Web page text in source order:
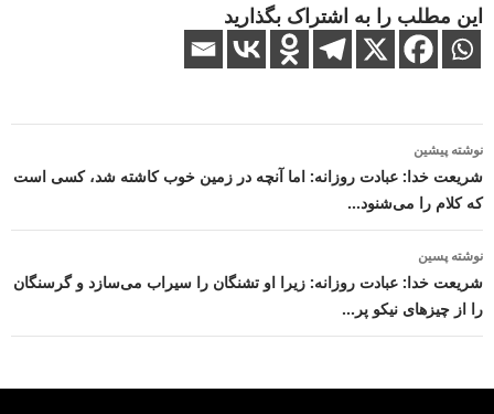
این مطلب را به اشتراک بگذارید
ناوبری
نوشته
نوشته پیشین
شریعت خدا: عبادت روزانه: اما آنچه در زمین خوب کاشته شد، کسی است
که کلام را می‌شنود…
نوشته پسین
شریعت خدا: عبادت روزانه: زیرا او تشنگان را سیراب می‌سازد و گرسنگان
را از چیزهای نیکو پر…